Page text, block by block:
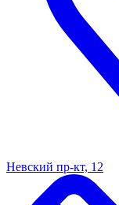
Невский пр-кт, 12